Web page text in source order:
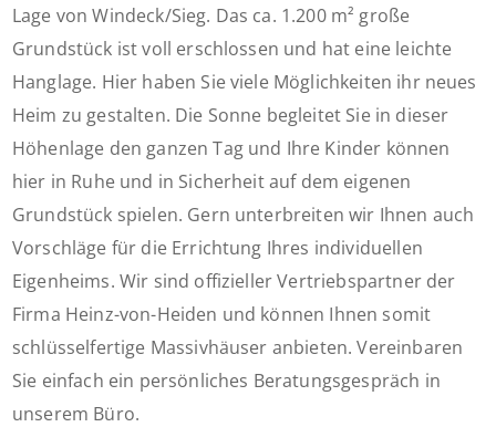
Lage von Windeck/Sieg. Das ca. 1.200 m² große
Grundstück ist voll erschlossen und hat eine leichte
Hanglage. Hier haben Sie viele Möglichkeiten ihr neues
Heim zu gestalten. Die Sonne begleitet Sie in dieser
Höhenlage den ganzen Tag und Ihre Kinder können
hier in Ruhe und in Sicherheit auf dem eigenen
Grundstück spielen. Gern unterbreiten wir Ihnen auch
Vorschläge für die Errichtung Ihres individuellen
Eigenheims. Wir sind offizieller Vertriebspartner der
Firma Heinz-von-Heiden und können Ihnen somit
schlüsselfertige Massivhäuser anbieten. Vereinbaren
Sie einfach ein persönliches Beratungsgespräch in
unserem Büro.